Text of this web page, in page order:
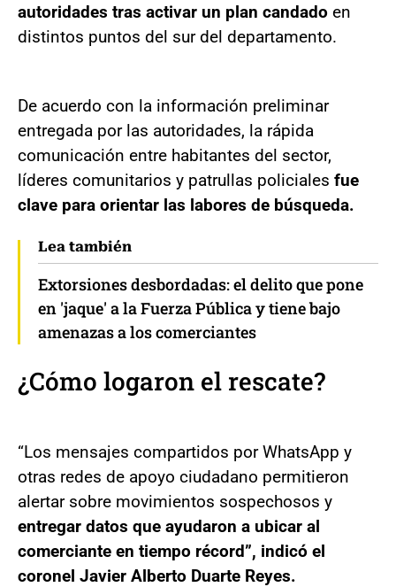
autoridades tras activar un plan candado en
distintos puntos del sur del departamento.
De acuerdo con la información preliminar
entregada por las autoridades, la rápida
comunicación entre habitantes del sector,
líderes comunitarios y patrullas policiales fue
clave para orientar las labores de búsqueda.
Lea también
Extorsiones desbordadas: el delito que pone
en 'jaque' a la Fuerza Pública y tiene bajo
amenazas a los comerciantes
¿Cómo logaron el rescate?
“Los mensajes compartidos por WhatsApp y
otras redes de apoyo ciudadano permitieron
alertar sobre movimientos sospechosos y
entregar datos que ayudaron a ubicar al
comerciante en tiempo récord”, indicó el
coronel Javier Alberto Duarte Reyes.